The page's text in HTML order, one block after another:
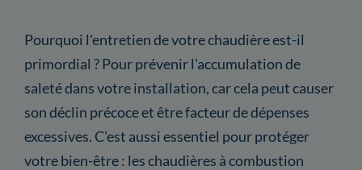
Pourquoi l'entretien de votre chaudière est-il
primordial ? Pour prévenir l'accumulation de
saleté dans votre installation, car cela peut causer
son déclin précoce et être facteur de dépenses
excessives. C'est aussi essentiel pour protéger
votre bien-être : les chaudières à combustion